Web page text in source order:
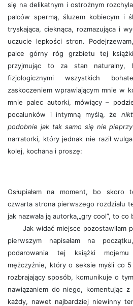
się na delikatnym i ostrożnym
palców spermą, śluzem kobiecym i
tryskająca, cieknąca, rozmazująca i
uczucie lepkości stron.
palce górny róg grzbietu tej
przyjmując to za stan naturalny,
fizjologicznymi wszystkich
zaskoczeniem wprawiającym mnie w
mnie palec autorki, mówiący –
pocałunków i intymną myślą, że
podobnie jak tak samo się nie pieprzy
narratorki, który jednak nie raził
kolej, kochana i proszę:
Osłupiałam na moment, bo skoro
czwarta strona pierwszego rozdziału
jak nazwała ją autorka,„gry cool”, to co
Jak widać miejsce pozostawiłam
pierwszym napisałam na
podarowania tej książki mojemu
mężczyźnie, który o seksie myśli co
rozbrajający sposób, komunikuje o
nawiązaniem do niego, komentując
każdy, nawet najbardziej niewinny